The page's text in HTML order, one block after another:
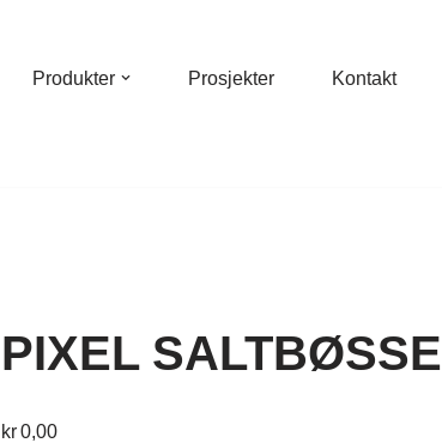
Produkter Prosjekter Kontakt
PIXEL SALTBØSSE
kr0,00